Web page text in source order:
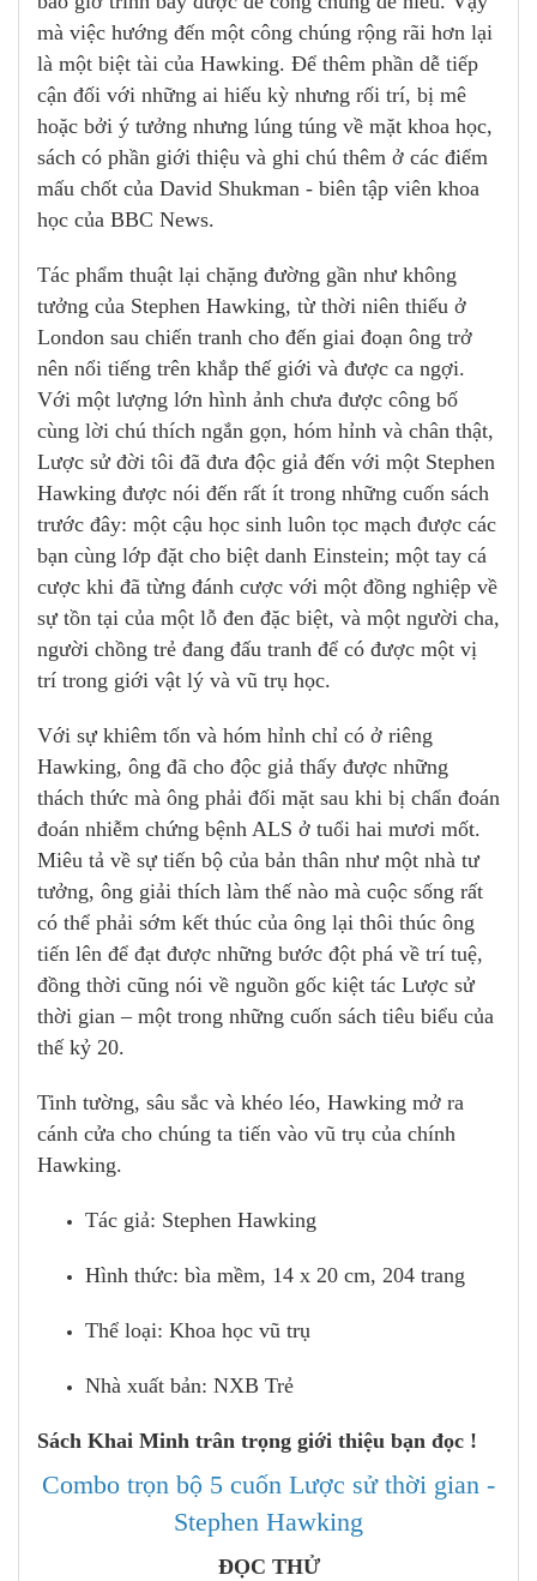
mà việc hướng đến một công chúng rộng rãi hơn lại
là một biệt tài của Hawking. Để thêm phần dễ tiếp
cận đối với những ai hiếu kỳ nhưng rối trí, bị mê
hoặc bởi ý tưởng nhưng lúng túng về mặt khoa học,
sách có phần giới thiệu và ghi chú thêm ở các điểm
mấu chốt của David Shukman - biên tập viên khoa
học của BBC News.
Tác phẩm thuật lại chặng đường gần như không
tưởng của Stephen Hawking, từ thời niên thiếu ở
London sau chiến tranh cho đến giai đoạn ông trở
nên nổi tiếng trên khắp thế giới và được ca ngợi.
Với một lượng lớn hình ảnh chưa được công bố
cùng lời chú thích ngắn gọn, hóm hỉnh và chân thật,
Lược sử đời tôi đã đưa độc giả đến với một Stephen
Hawking được nói đến rất ít trong những cuốn sách
trước đây: một cậu học sinh luôn tọc mạch được các
bạn cùng lớp đặt cho biệt danh Einstein; một tay cá
cược khi đã từng đánh cược với một đồng nghiệp về
sự tồn tại của một lỗ đen đặc biệt, và một người cha,
người chồng trẻ đang đấu tranh để có được một vị
trí trong giới vật lý và vũ trụ học.
Với sự khiêm tốn và hóm hỉnh chỉ có ở riêng
Hawking, ông đã cho độc giả thấy được những
thách thức mà ông phải đối mặt sau khi bị chẩn đoán
đoán nhiễm chứng bệnh ALS ở tuổi hai mươi mốt.
Miêu tả về sự tiến bộ của bản thân như một nhà tư
tưởng, ông giải thích làm thế nào mà cuộc sống rất
có thể phải sớm kết thúc của ông lại thôi thúc ông
tiến lên để đạt được những bước đột phá về trí tuệ,
đồng thời cũng nói về nguồn gốc kiệt tác Lược sử
thời gian – một trong những cuốn sách tiêu biểu của
thế kỷ 20.
Tinh tường, sâu sắc và khéo léo, Hawking mở ra
cánh cửa cho chúng ta tiến vào vũ trụ của chính
Hawking.
Tác giả: Stephen Hawking
Hình thức: bìa mềm, 14 x 20 cm, 204 trang
Thể loại: Khoa học vũ trụ
Nhà xuất bản: NXB Trẻ
Sách Khai Minh trân trọng giới thiệu bạn đọc !
Combo trọn bộ 5 cuốn Lược sử thời gian -
Stephen Hawking
ĐỌC THỬ